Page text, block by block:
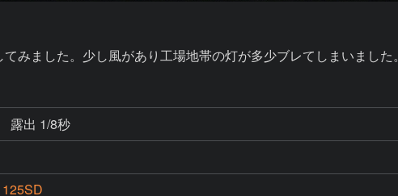
みました。少し風があり工場地帯の灯が多少ブレてしまいました。
露出 1/8秒